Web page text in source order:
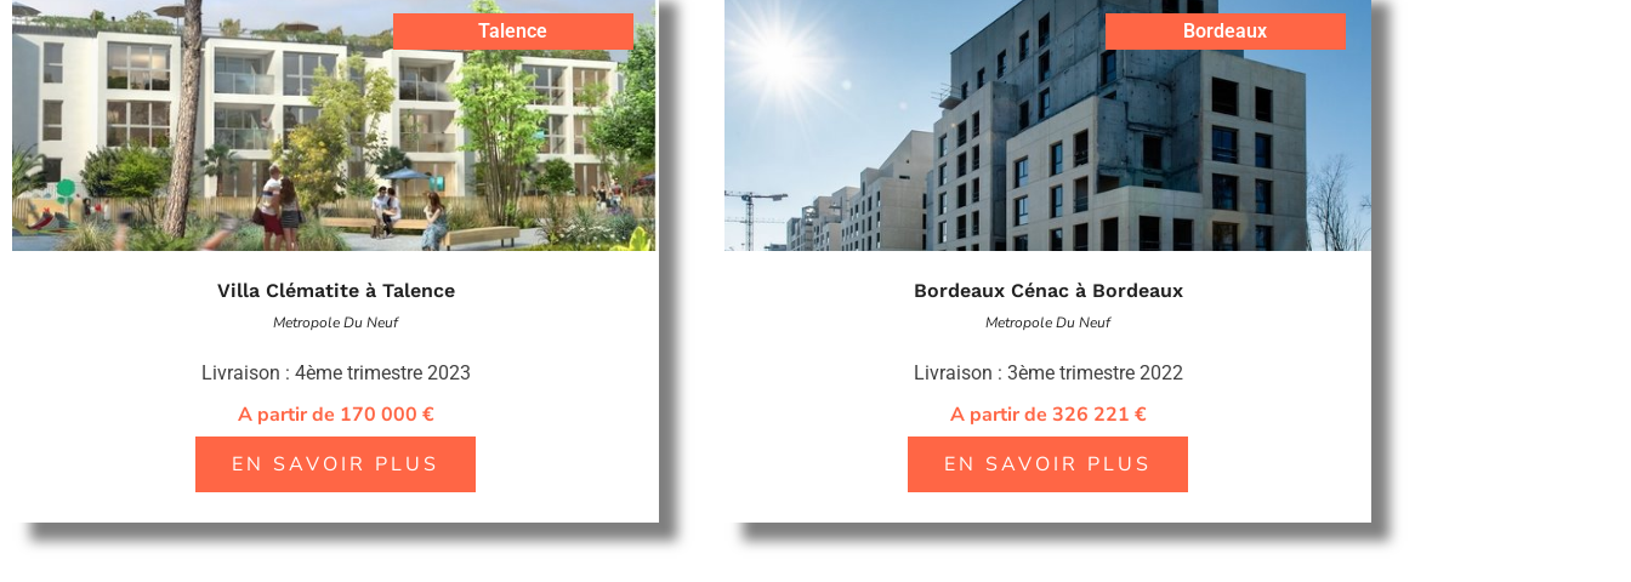
Talence
Villa Clématite à Talence
Metropole Du Neuf
Livraison : 4ème trimestre 2023
A partir de 170 000 €
EN SAVOIR PLUS
Bordeaux
Bordeaux Cénac à Bordeaux
Metropole Du Neuf
Livraison : 3ème trimestre 2022
A partir de 326 221 €
EN SAVOIR PLUS